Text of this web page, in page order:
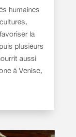
humaines
la
plusieurs
aussi
à Venise,